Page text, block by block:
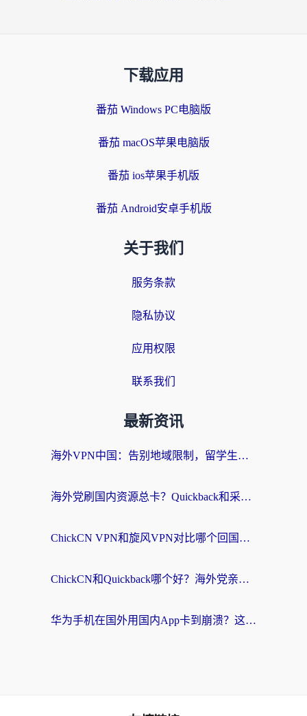
下载应用
番茄 Windows PC电脑版
番茄 macOS苹果电脑版
番茄 ios苹果手机版
番茄 Android安卓手机版
关于我们
服务条款
隐私协议
应用权限
联系我们
最新资讯
海外VPN中国：告别地域限制，留学生与华人如何轻松刷国内剧、玩国服？
海外党刷国内资源总卡？Quickback和采集蜂好用吗？这篇指南帮你避坑
ChickCN VPN和旋风VPN对比哪个回国效果更好？海外党亲测实用指南
ChickCN和Quickback哪个好？海外党亲测回国加速器，轻松解锁国内资源（附避坑指南）
华为手机在国外用国内App卡到崩溃？这篇加速器指南帮你无缝刷剧打游戏